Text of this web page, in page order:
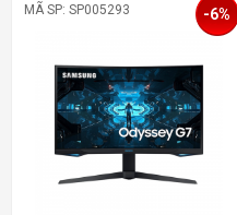
MÃ SP: SP005293 -6%